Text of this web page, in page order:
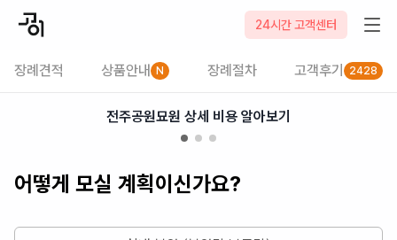
24시간 고객센터
장례견적 상품안내 N 장례절차 고객후기 2428
2026-08-09
전주공원묘원 상세 비용 알아보기
어떻게 모실 계획이신가요?